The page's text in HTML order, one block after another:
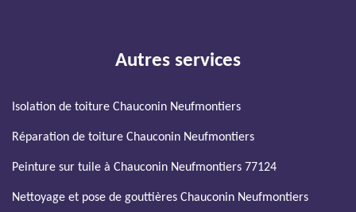
Autres services
Isolation de toiture Chauconin Neufmontiers
Réparation de toiture Chauconin Neufmontiers
Peinture sur tuile à Chauconin Neufmontiers 77124
Nettoyage et pose de gouttières Chauconin Neufmontiers